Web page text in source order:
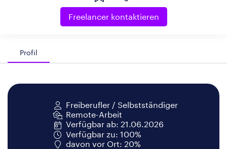
Freelancer kontaktieren
Profil
Freiberufler / Selbstständiger
Remote-Arbeit
Verfügbar ab: 21.06.2026
Verfügbar zu: 100%
davon vor Ort: 20%